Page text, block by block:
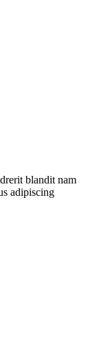
blandit nam
adipiscing